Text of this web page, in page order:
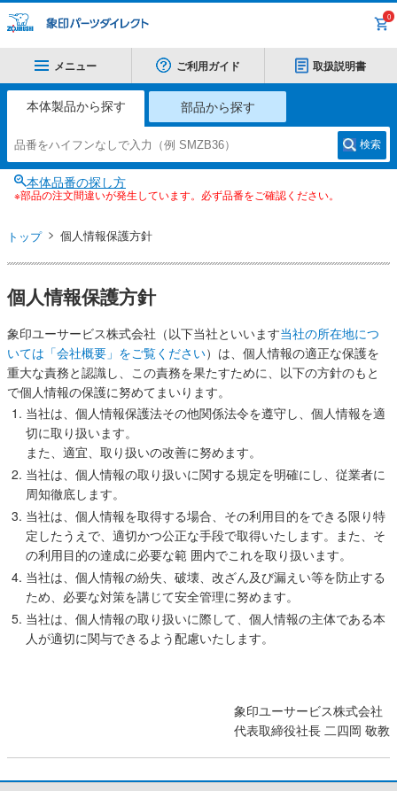
0
メニュー ご利用ガイド 取扱説明書
本体製品から探す 部品から探す
検索
本体品番の探し方
※部品の注文間違いが発生しています。必ず品番をご確認ください。
トップ 個人情報保護方針
個人情報保護方針
象印ユーサービス株式会社（以下当社といいます当社の所在地につ
いては「会社概要」をご覧ください）は、個人情報の適正な保護を
重大な責務と認識し、この責務を果たすために、以下の方針のもと
で個人情報の保護に努めてまいります。
当社は、個人情報保護法その他関係法令を遵守し、個人情報を適
切に取り扱います。
また、適宜、取り扱いの改善に努めます。
当社は、個人情報の取り扱いに関する規定を明確にし、従業者に
周知徹底します。
当社は、個人情報を取得する場合、その利用目的をできる限り特
定したうえで、適切かつ公正な手段で取得いたします。また、そ
の利用目的の達成に必要な範 囲内でこれを取り扱います。
当社は、個人情報の紛失、破壊、改ざん及び漏えい等を防止する
ため、必要な対策を講じて安全管理に努めます。
当社は、個人情報の取り扱いに際して、個人情報の主体である本
人が適切に関与できるよう配慮いたします。
象印ユーサービス株式会社
代表取締役社長 二四岡 敬教